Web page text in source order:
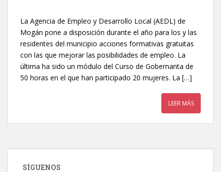
La Agencia de Empleo y Desarrollo Local (AEDL) de
Mogán pone a disposición durante el año para los y las
residentes del municipio acciones formativas gratuitas
con las que mejorar las posibilidades de empleo. La
última ha sido un módulo del Curso de Gobernanta de
50 horas en el que han participado 20 mujeres. La […]
LEER MÁS
SÍGUENOS